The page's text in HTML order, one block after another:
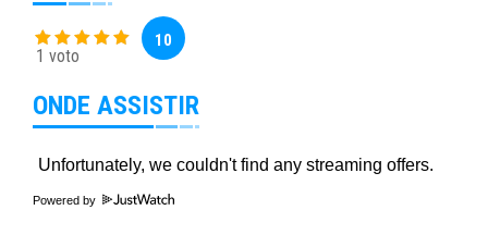
1 voto
10
ONDE ASSISTIR
Powered by